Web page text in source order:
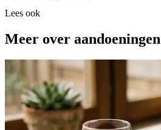
Lees ook
Meer over aandoeningen